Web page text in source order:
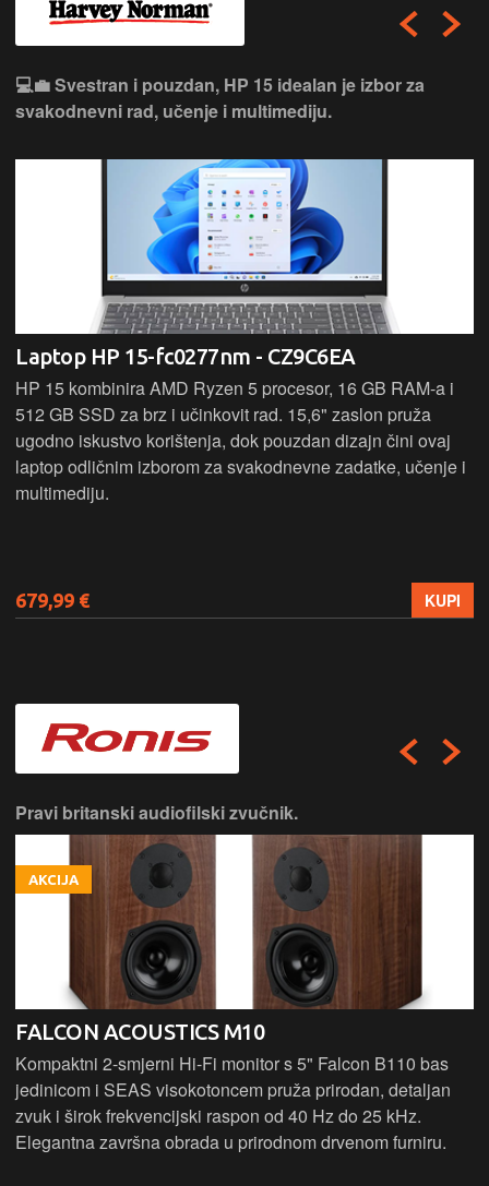
💻💼 Svestran i pouzdan, HP 15 idealan je izbor za
svakodnevni rad, učenje i multimediju.
Laptop HP 15-fc0277nm - CZ9C6EA
HP 15 kombinira AMD Ryzen 5 procesor, 16 GB RAM-a i
512 GB SSD za brz i učinkovit rad. 15,6" zaslon pruža
ugodno iskustvo korištenja, dok pouzdan dizajn čini ovaj
laptop odličnim izborom za svakodnevne zadatke, učenje i
multimediju.
679,99 € KUPI
Pravi britanski audiofilski zvučnik.
AKCIJA
FALCON ACOUSTICS M10
Kompaktni 2-smjerni Hi-Fi monitor s 5" Falcon B110 bas
jedinicom i SEAS visokotoncem pruža prirodan, detaljan
zvuk i širok frekvencijski raspon od 40 Hz do 25 kHz.
Elegantna završna obrada u prirodnom drvenom furniru.